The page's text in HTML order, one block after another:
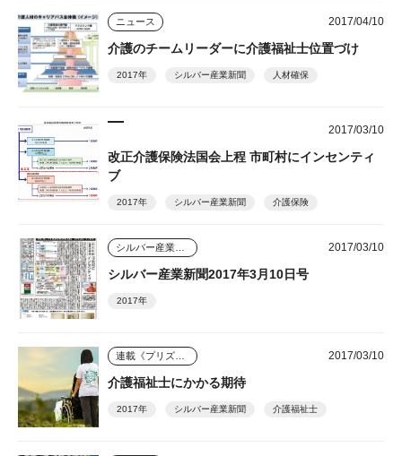
ニュース 2017/04/10
介護のチームリーダーに介護福祉士位置づけ
2017年 シルバー産業新聞 人材確保
2017/03/10
改正介護保険法国会上程 市町村にインセンティ
ブ
2017年 シルバー産業新聞 介護保険
2017/03/10
シルバー産業新聞2017年3月10日号
2017年
2017/03/10
介護福祉士にかかる期待
2017年 シルバー産業新聞 介護福祉士